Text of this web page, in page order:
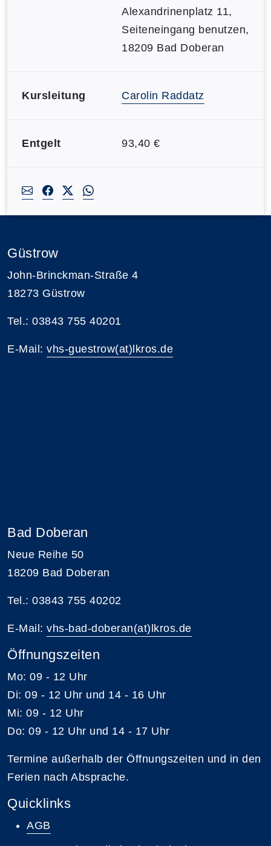
Alexandrinenplatz 11,
Seiteneingang benutzen,
18209 Bad Doberan
Kursleitung Carolin Raddatz
Entgelt 93,40 €
Güstrow
John-Brinckman-Straße 4
18273 Güstrow
Tel.: 03843 755 40201
E-Mail: vhs-guestrow(at)lkros.de
Bad Doberan
Neue Reihe 50
18209 Bad Doberan
Tel.: 03843 755 40202
E-Mail: vhs-bad-doberan(at)lkros.de
Öffnungszeiten
Mo: 09 - 12 Uhr
Di: 09 - 12 Uhr und 14 - 16 Uhr
Mi: 09 - 12 Uhr
Do: 09 - 12 Uhr und 14 - 17 Uhr
Termine außerhalb der Öffnungszeiten und in den
Ferien nach Absprache.
Quicklinks
AGB